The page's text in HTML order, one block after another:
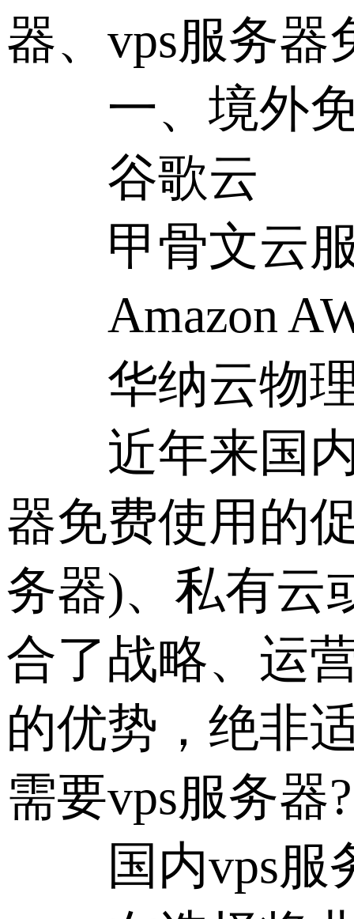
器、vps服务器
一、境外免
谷歌云
甲骨文云服
Amazon
华纳云物理
近年来国内
器免费使用的
务器)、私有云
合了战略、运
的优势，绝非
需要vps服务器?
国内vps服